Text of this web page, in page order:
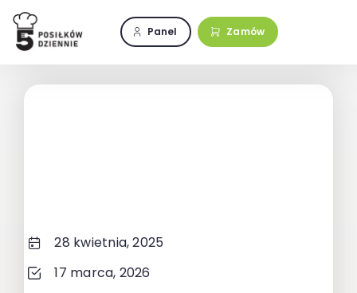
Przejdź
zawartości
Panel Zamów
28 kwietnia, 2025
17 marca, 2026